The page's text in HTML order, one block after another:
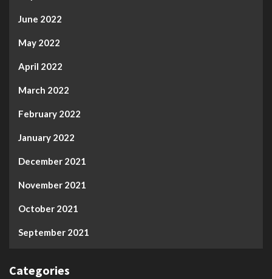
June 2022
May 2022
April 2022
March 2022
February 2022
January 2022
December 2021
November 2021
October 2021
September 2021
Categories